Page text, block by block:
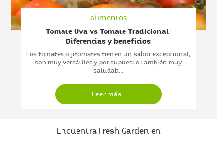
alimentos
Tomate Uva vs Tomate Tradicional:
Diferencias y beneficios
Los tomates o jitomates tienen un sabor excepcional,
son muy versátiles y por supuesto también muy
saludab...
Leer más...
Encuentra Fresh Garden en